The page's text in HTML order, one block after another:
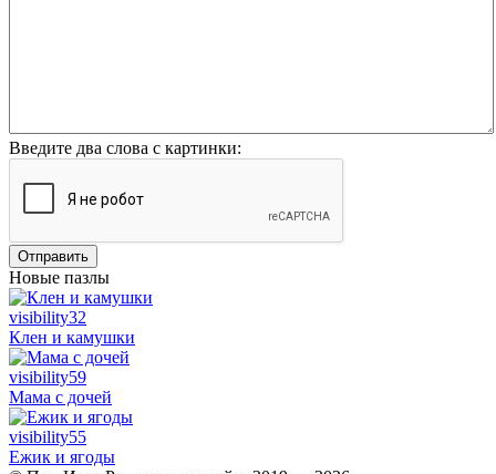
Введите два слова с картинки:
Отправить
Новые пазлы
visibility32
Клен и камушки
visibility59
Мама с дочей
visibility55
Ежик и ягоды